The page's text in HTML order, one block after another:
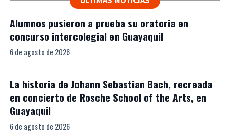
Alumnos pusieron a prueba su oratoria en
concurso intercolegial en Guayaquil
6 de agosto de 2026
La historia de Johann Sebastian Bach, recreada
en concierto de Rosche School of the Arts, en
Guayaquil
6 de agosto de 2026